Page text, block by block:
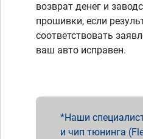
возврат денег и
прошивки, если
соответствовать
ваш авто исправен.
Наши
и чип тюнинга